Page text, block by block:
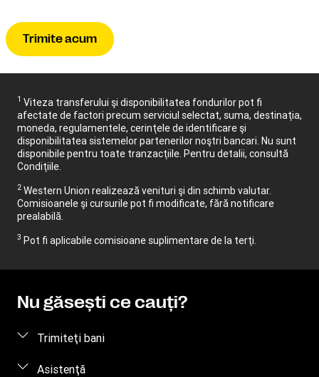
Trimite acum
1 Viteza transferului şi disponibilitatea fondurilor pot fi
afectate de factori precum serviciul selectat, suma, destinaţia,
moneda, regulamentele, cerinţele de identificare şi
disponibilitatea sistemelor partenerilor noştri bancari. Nu sunt
disponibile pentru toate tranzacţiile. Pentru detalii, consultă
Condiţiile.
2 Western Union realizează venituri şi din schimb valutar.
Comisioanele şi cursurile pot fi modificate, fără notificare
prealabilă.
3 Pot fi aplicabile comisioane suplimentare de la terţi.
Nu găseşti ce cauţi?
Trimiteţi bani
Trimiteţi bani online
Asistenţă